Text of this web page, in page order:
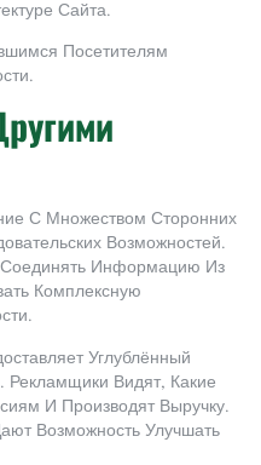
Сайта.
Посетителям
С Множеством Сторонних
Возможностей.
Соединять Информацию Из
Комплексную
Углублённый
Рекламщики Видят, Какие
И Производят Выручку.
Возможность Улучшать